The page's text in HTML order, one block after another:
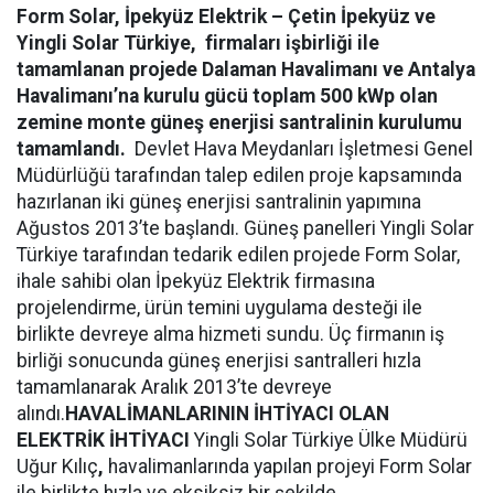
Form Solar, İpekyüz Elektrik – Çetin İpekyüz ve
Yingli Solar Türkiye, firmaları işbirliği ile
tamamlanan projede Dalaman Havalimanı ve Antalya
Havalimanı’na kurulu gücü toplam 500 kWp olan
zemine monte güneş enerjisi santralinin kurulumu
tamamlandı. Devlet Hava Meydanları İşletmesi Genel
Müdürlüğü tarafından talep edilen proje kapsamında
hazırlanan iki güneş enerjisi santralinin yapımına
Ağustos 2013’te başlandı. Güneş panelleri Yingli Solar
Türkiye tarafından tedarik edilen projede Form Solar,
ihale sahibi olan İpekyüz Elektrik firmasına
projelendirme, ürün temini uygulama desteği ile
birlikte devreye alma hizmeti sundu. Üç firmanın iş
birliği sonucunda güneş enerjisi santralleri hızla
tamamlanarak Aralık 2013’te devreye
alındı. HAVALİMANLARININ İHTİYACI OLAN
ELEKTRİK İHTİYACI Yingli Solar Türkiye Ülke Müdürü
Uğur Kılıç, havalimanlarında yapılan projeyi Form Solar